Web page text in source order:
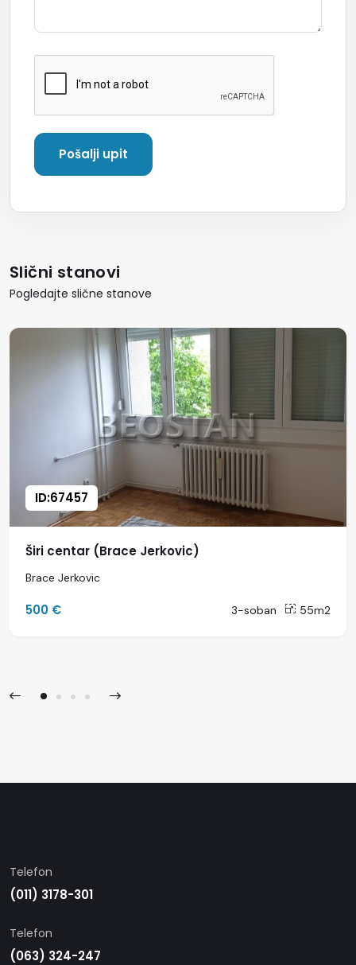
Slični stanovi
Pogledajte slične stanove
ID:67457
Širi centar (Brace Jerkovic)
Brace Jerkovic
500 € 3-soban 55m2
Telefon
(011) 3178-301
Telefon
(063) 324-247